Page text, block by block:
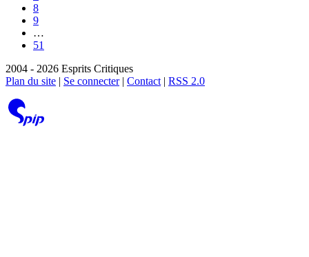
8
9
…
51
2004 - 2026 Esprits Critiques
Plan du site | Se connecter| Contact| RSS 2.0